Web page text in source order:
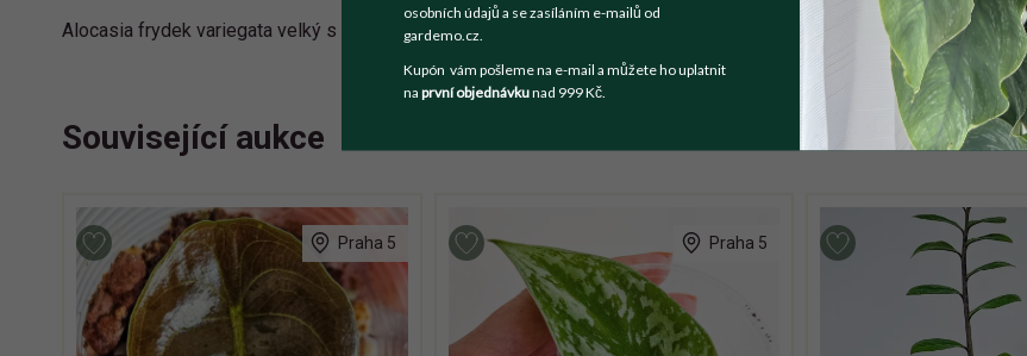
Alocasia frydek variegata velký s pěknou genetikou. Nový list se vybarvuje
Související aukce
Praha 5 Praha 5
osobních údajů a se zasíláním e-mailů od
gardemo.cz.
Kupón vám pošleme na e-mail a můžete ho uplatnit
na první objednávkunad 999 Kč.